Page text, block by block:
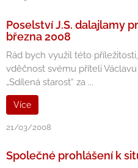
Poselství J.S. dalajlamy
března 2008
Rád bych využil této
vděčnost svému příteli
„Sdílená starost“ za ...
Více
21/03/2008
Společné prohlášení k